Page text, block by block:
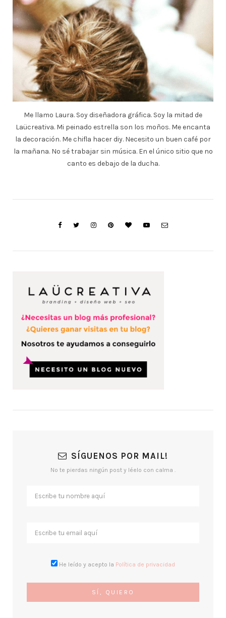
Me llamo Laura. Soy diseñadora gráfica. Soy la mitad de
Laücreativa. Mi peinado estrella son los moños. Me encanta
la decoración. Me chifla hacer diy. Necesito un buen café por
la mañana. No sé trabajar sin música. En el único sitio que no
canto es debajo de la ducha.
SÍGUENOS POR MAIL!
No te pierdas ningún post y léelo con calma .
He leído y acepto la Política de privacidad